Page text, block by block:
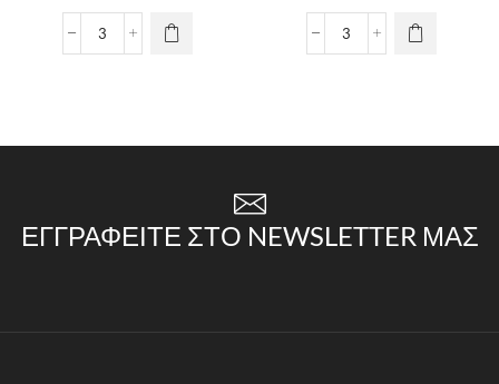
ΕΓΓΡΑΦΕΊΤΕ ΣΤΟ NEWSLETTER ΜΑΣ